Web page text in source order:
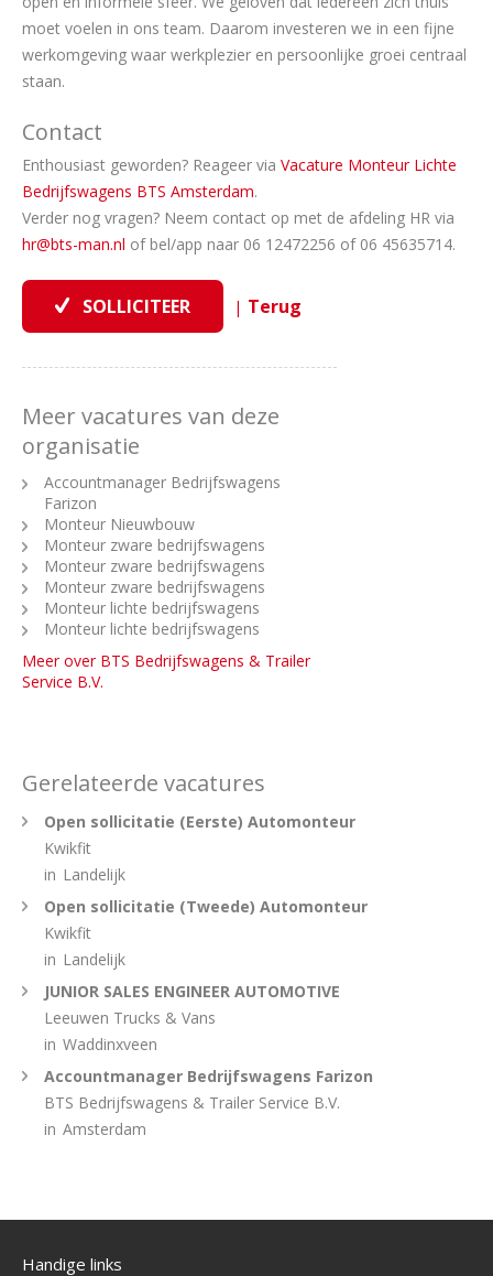
moet voelen in ons team. Daarom investeren we in een fijne
werkomgeving waar werkplezier en persoonlijke groei centraal
staan.
Contact
Enthousiast geworden? Reageer via Vacature Monteur Lichte
Bedrijfswagens BTS Amsterdam.
Verder nog vragen? Neem contact op met de afdeling HR via
hr@bts-man.nl of bel/app naar 06 12472256 of 06 45635714.
|
Meer vacatures van deze
organisatie
Accountmanager Bedrijfswagens
Farizon
Monteur Nieuwbouw
Monteur zware bedrijfswagens
Monteur zware bedrijfswagens
Monteur zware bedrijfswagens
Monteur lichte bedrijfswagens
Monteur lichte bedrijfswagens
Meer over BTS Bedrijfswagens & Trailer
Service B.V.
Gerelateerde vacatures
Open sollicitatie (Eerste) Automonteur
Kwikfit
in Landelijk
Open sollicitatie (Tweede) Automonteur
Kwikfit
in Landelijk
JUNIOR SALES ENGINEER AUTOMOTIVE
Leeuwen Trucks & Vans
in Waddinxveen
Accountmanager Bedrijfswagens Farizon
BTS Bedrijfswagens & Trailer Service B.V.
in Amsterdam
Handige links